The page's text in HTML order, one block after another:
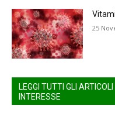
25
LEGGI TUTTI GLI
INTERESSE